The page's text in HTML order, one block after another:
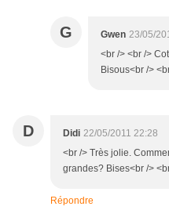
G Gwen 23/05/
<br /> <br />
Bisous<br />
D Didi 22/05/2011 22:28
<br /> Très jolie.
grandes? Bises<br />
Répondre